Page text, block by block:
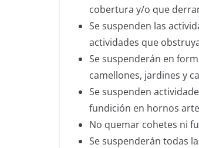
cobertura y/o que
Se suspenden las
actividades que
Se suspenderán en
camellones, jardines y
Se suspenden
fundición en hornos
No quemar cohetes ni
Se suspenderán todas